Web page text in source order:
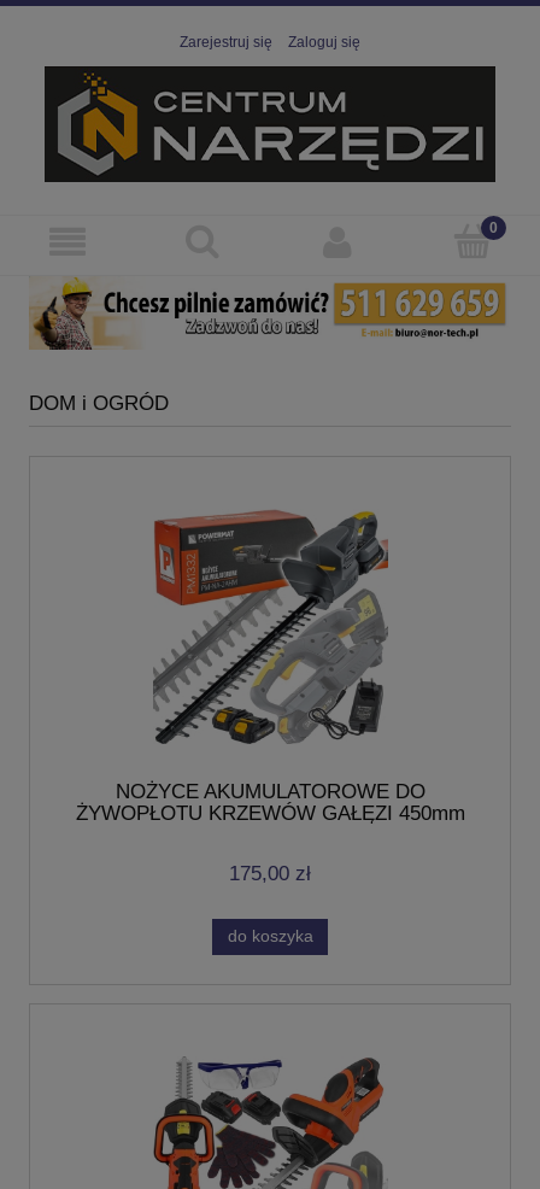
Zarejestruj się Zaloguj się
DOM i OGRÓD
NOŻYCE AKUMULATOROWE DO
ŻYWOPŁOTU KRZEWÓW GAŁĘZI 450mm
175,00 zł
do koszyka